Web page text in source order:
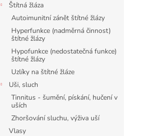
Štítná žláza
Autoimunitní zánět štítné žlázy
Hyperfunkce (nadměrná činnost)
štítné žlázy
Hypofunkce (nedostatečná funkce)
štítné žlázy
Uzlíky na štítné žláze
Uši, sluch
Tinnitus - šumění, pískání, hučení v
uších
Zhoršování sluchu, výživa uší
Vlasy